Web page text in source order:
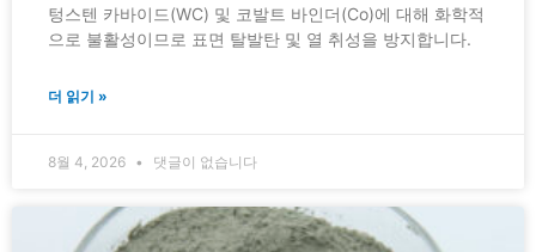
텅스텐 카바이드(WC) 및 코발트 바인더(Co)에 대해 화학적
으로 불활성이므로 표면 탈발탄 및 열 취성을 방지합니다.
더 읽기 »
8월 4, 2026 댓글이 없습니다